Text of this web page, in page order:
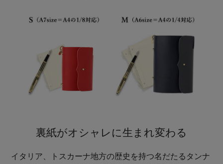
裏紙がオシャレに生まれ変わる
イタリア、トスカーナ地方の歴史を持つ名だたるタンナ